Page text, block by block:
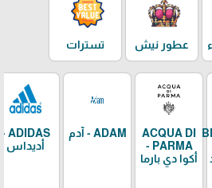
عطور نيش تسترات
ACQUA DI
PARMA -
أكوا دي بارما
ADAM - آدم
ADIDAS -
أديداس